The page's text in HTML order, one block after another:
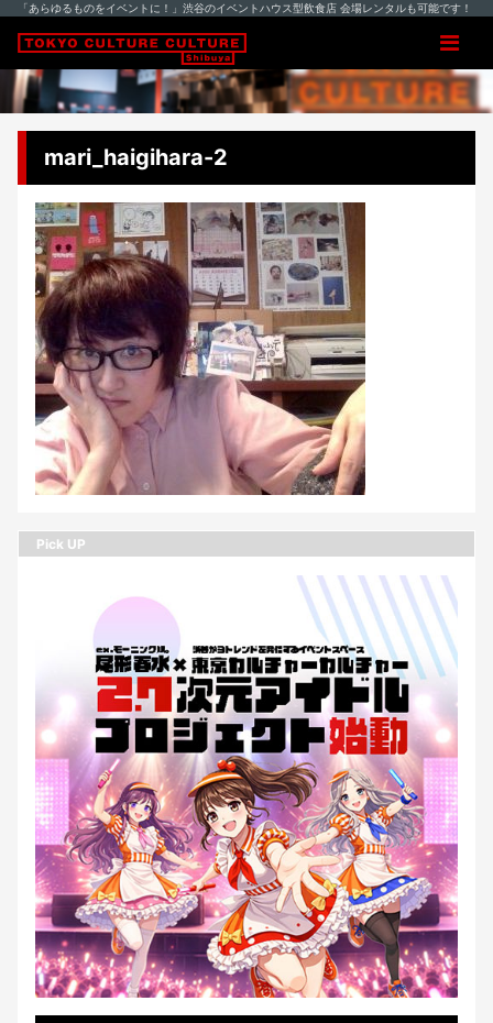
「あらゆるものをイベントに！」渋谷のイベントハウス型飲食店 会場レンタルも可能です！
mari_haigihara-2
Pick UP